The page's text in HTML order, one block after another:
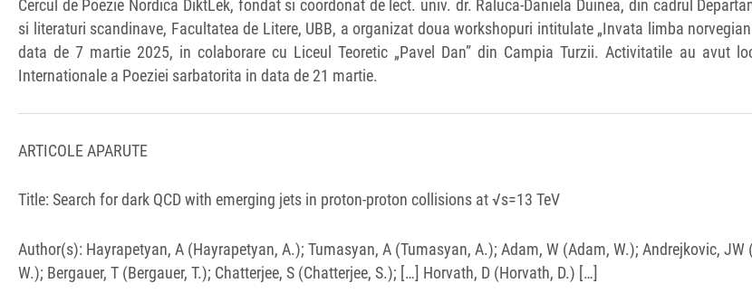
Cercul de Poezie Nordica DiktLek, fondat si coordonat de lect. univ. dr. Raluca-Daniela Duinea, din cadrul
si literaturi scandinave, Facultatea de Litere, UBB, a organizat doua workshopuri intitulate „Invata limba
data de 7 martie 2025, in colaborare cu Liceul Teoretic „Pavel Dan” din Campia Turzii. Activitatile au avut
Internationale a Poeziei sarbatorita in data de 21 martie.
ARTICOLE APARUTE
Title: Search for dark QCD with emerging jets in proton-proton collisions at √s=13 TeV
Author(s): Hayrapetyan, A (Hayrapetyan, A.); Tumasyan, A (Tumasyan, A.); Adam, W (Adam, W.); Andrejkovic, JW
W.); Bergauer, T (Bergauer, T.); Chatterjee, S (Chatterjee, S.); […] Horvath, D (Horvath, D.) […]